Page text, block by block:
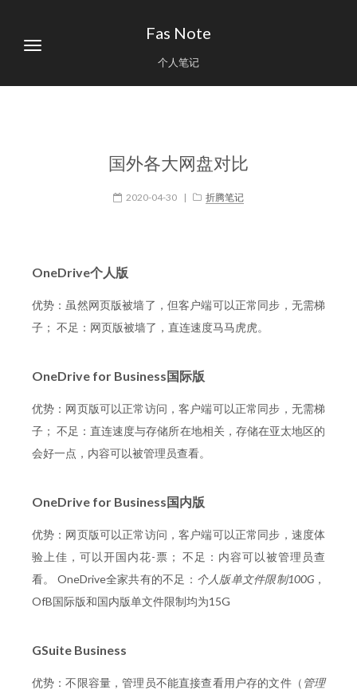
Fas Note
个人笔记
国外各大网盘对比
2020-04-30 | 折腾笔记
OneDrive个人版
优势：虽然网页版被墙了，但客户端可以正常同步，无需梯
子； 不足：网页版被墙了，直连速度马马虎虎。
OneDrive for Business国际版
优势：网页版可以正常访问，客户端可以正常同步，无需梯
子； 不足：直连速度与存储所在地相关，存储在亚太地区的
会好一点，内容可以被管理员查看。
OneDrive for Business国内版
优势：网页版可以正常访问，客户端可以正常同步，速度体
验上佳，可以开国内花-票； 不足：内容可以被管理员查
看。 OneDrive全家共有的不足： 个人版单文件限制100G，
OfB国际版和国内版单文件限制均为15G
GSuite Business
优势：不限容量，管理员不能直接查看用户存的文件（ 管理